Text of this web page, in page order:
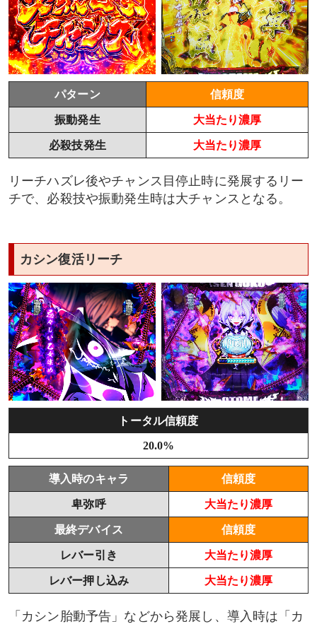
パターン 信頼度
振動発生 大当たり濃厚
必殺技発生 大当たり濃厚
リーチハズレ後やチャンス目停止時に発展するリー
チで、必殺技や振動発生時は大チャンスとなる。
カシン復活リーチ
トータル信頼度
20.0%
導入時のキャラ 信頼度
卑弥呼 大当たり濃厚
最終デバイス 信頼度
レバー引き 大当たり濃厚
レバー押し込み 大当たり濃厚
「カシン胎動予告」などから発展し、導入時は「カ